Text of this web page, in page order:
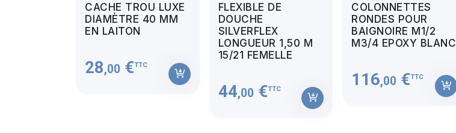
CACHE TROU LUXE
DIAMÈTRE 40 MM
EN LAITON
28,00 €TTC
FLEXIBLE DE
DOUCHE
SILVERFLEX
LONGUEUR 1,50 M
15/21 FEMELLE
44,00 €TTC
COLONNETTES
RONDES POUR
BAIGNOIRE M1/2
M3/4 EPOXY BLANC
116,00 €TTC